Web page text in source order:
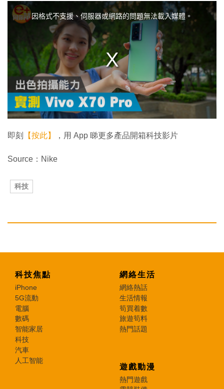
w
.
因格式不支援、伺服器或網路的問題無法載入媒體。
即刻 【按此】 ，用 App 睇更多產品開箱科技影片
Source：Nike
科技
科技焦點
iPhone
5G流動
電腦
數碼
智能家居
科技
汽車
人工智能
網絡生活
網絡熱話
生活情報
筍買着數
旅遊筍料
熱門話題
遊戲動漫
熱門遊戲